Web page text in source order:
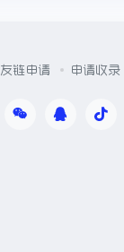
友链申请 申请收录